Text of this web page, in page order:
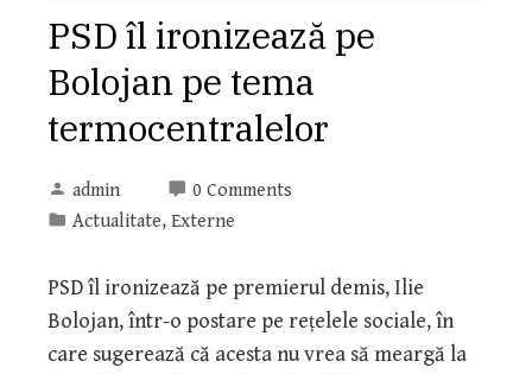
PSD îl ironizează pe
Bolojan pe tema
termocentralelor
admin
0 Comments
Actualitate, Externe
PSD îl ironizează pe premierul demis, Ilie
Bolojan, într-o postare pe rețelele sociale, în
care sugerează că acesta nu vrea să meargă la